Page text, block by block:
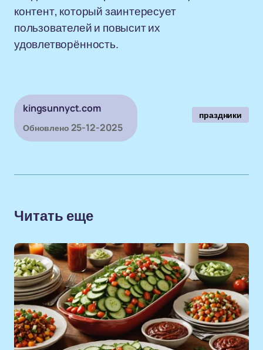
контент, который заинтересует
пользователей и повысит их
удовлетворённость.
kingsunnyct.com
Обновлено 25-12-2025
праздники
Читать еще